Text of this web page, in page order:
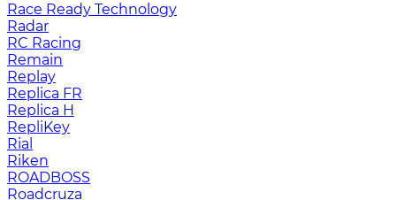
Race Ready Technology
Radar
RC Racing
Remain
Replay
Replica FR
Replica H
RepliKey
Rial
Riken
ROADBOSS
Roadcruza